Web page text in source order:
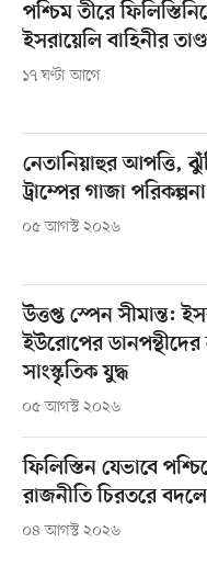
পশ্চিম তীরে
ইসরায়েলি বাহিনীর
১৭ ঘণ্টা আগে
নেতানিয়াহুর আপত্তি,
ট্রাম্পের গাজা পরিকল্পনা
০৫ আগস্ট ২০২৬
উত্তপ্ত স্পেন সীমান্ত:
ইউরোপের
সাংস্কৃতিক যুদ্ধ
০৫ আগস্ট ২০২৬
ফিলিস্তিন যেভাবে
রাজনীতি চিরতরে
০৪ আগস্ট ২০২৬